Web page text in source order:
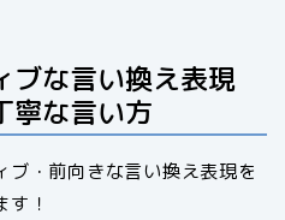
ブな言い換え表現
寧な言い方
・前向きな言い換え表現を
！